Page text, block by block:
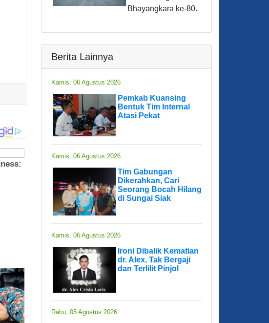
Bhayangkara ke-80.
Berita Lainnya
Kamis, 06 Agustus 2026
Pemkab Kuansing
Bentuk Tim Internal
Atasi Pekat
Kamis, 06 Agustus 2026
Tim Gabungan
Dikerahkan, Cari
Seorang Bocah Hilang
di Sungai Siak
Kamis, 06 Agustus 2026
Ironi Dibalik Kematian
dr. Alex, Tak Bergaji
dan Terlilit Pinjol
Rabu, 05 Agustus 2026